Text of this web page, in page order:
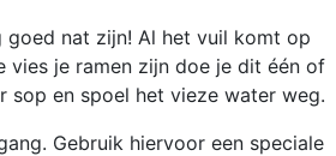
goed nat zijn! Al het vuil komt op
vies je ramen zijn doe je dit één of
sop en spoel het vieze water weg.
Gebruik hiervoor een speciale